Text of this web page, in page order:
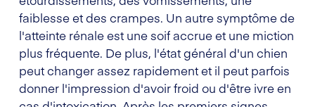
faiblesse et des crampes. Un autre symptôme de
l'atteinte rénale est une soif accrue et une miction
plus fréquente. De plus, l'état général d'un chien
peut changer assez rapidement et il peut parfois
donner l'impression d'avoir froid ou d'être ivre en